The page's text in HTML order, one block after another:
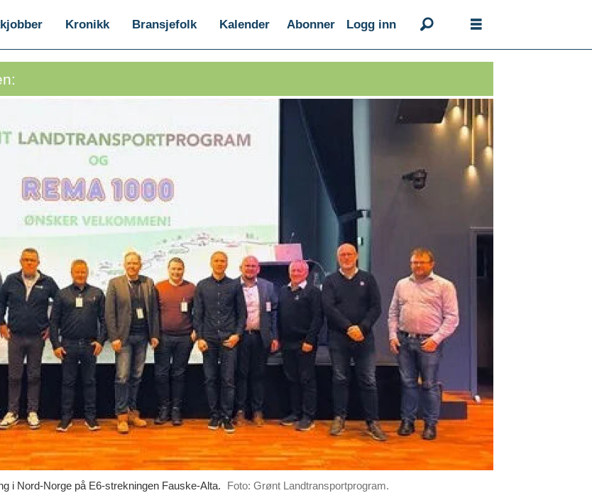
Kronikk Bransjefolk Kalender Abonner Logg inn
i Nord-Norge på E6-strekningen Fauske-Alta. Foto: Grønt Landtransportprogram.